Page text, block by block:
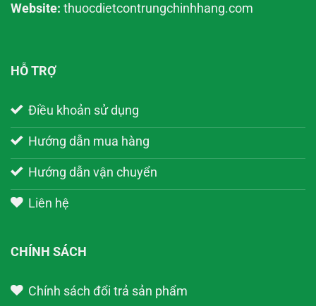
Website: thuocdietcontrungchinhhang.com
HỖ TRỢ
Điều khoản sử dụng
Hướng dẫn mua hàng
Hướng dẫn vận chuyển
Liên hệ
CHÍNH SÁCH
Chính sách đổi trả sản phẩm